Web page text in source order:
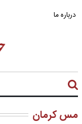
درباره ما
مس کرمان